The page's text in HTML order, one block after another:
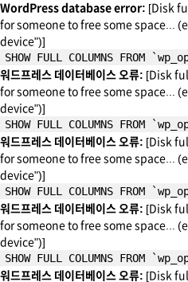
WordPress database error: [Disk
for someone to free some space...
device")]
SHOW FULL COLUMNS FROM
워드프레스 데이터베이스 오류: [Disk
for someone to free some space...
device")]
SHOW FULL COLUMNS FROM
워드프레스 데이터베이스 오류: [Disk
for someone to free some space...
device")]
SHOW FULL COLUMNS FROM
워드프레스 데이터베이스 오류: [Disk
for someone to free some space...
device")]
SHOW FULL COLUMNS FROM
워드프레스 데이터베이스 오류: [Disk